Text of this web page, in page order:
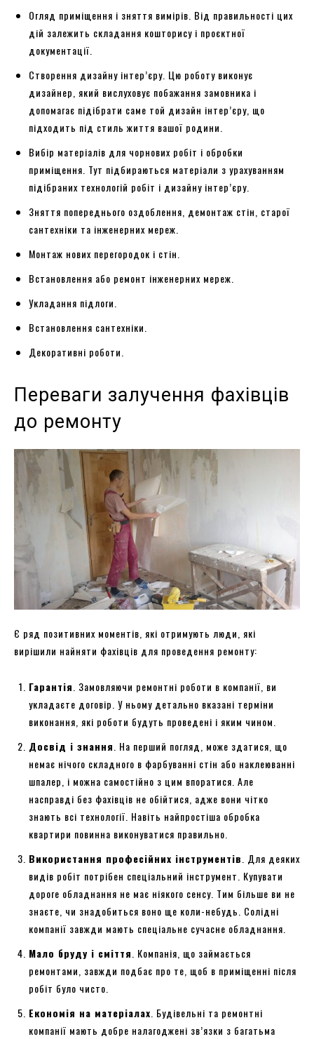
Огляд приміщення і зняття вимірів. Від правильності цих
дій залежить складання кошторису і проєктної
документації.
Створення дизайну інтер’єру. Цю роботу виконує
дизайнер, який вислуховує побажання замовника і
допомагає підібрати саме той дизайн інтер’єру, що
підходить під стиль життя вашої родини.
Вибір матеріалів для чорнових робіт і обробки
приміщення. Тут підбираються матеріали з урахуванням
підібраних технологій робіт і дизайну інтер’єру.
Зняття попереднього оздоблення, демонтаж стін, старої
сантехніки та інженерних мереж.
Монтаж нових перегородок і стін.
Встановлення або ремонт інженерних мереж.
Укладання підлоги.
Встановлення сантехніки.
Декоративні роботи.
Переваги залучення фахівців
до ремонту
Є ряд позитивних моментів, які отримують люди, які
вирішили найняти фахівців для проведення ремонту:
Гарантія . Замовляючи ремонтні роботи в компанії, ви
укладаєте договір. У ньому детально вказані терміни
виконання, які роботи будуть проведені і яким чином.
Досвід і знання . На перший погляд, може здатися, що
немає нічого складного в фарбуванні стін або наклеюванні
шпалер, і можна самостійно з цим впоратися. Але
насправді без фахівців не обійтися, адже вони чітко
знають всі технології. Навіть найпростіша обробка
квартири повинна виконуватися правильно.
Використання професійних інструментів . Для деяких
видів робіт потрібен спеціальний інструмент. Купувати
дороге обладнання не має ніякого сенсу. Тим більше ви не
знаєте, чи знадобиться воно ще коли-небудь. Солідні
компанії завжди мають спеціальне сучасне обладнання.
Мало бруду і сміття . Компанія, що займається
ремонтами, завжди подбає про те, щоб в приміщенні після
робіт було чисто.
Економія на матеріалах . Будівельні та ремонтні
компанії мають добре налагоджені зв’язки з багатьма